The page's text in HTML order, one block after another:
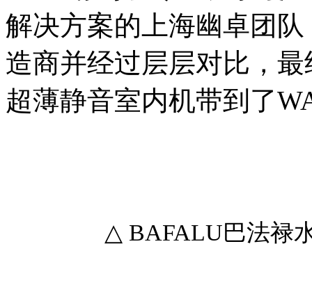
解决方案的上海幽卓团
造商并经过层层对比，
超薄静音室内机带到了
△ BAFALU巴法禄